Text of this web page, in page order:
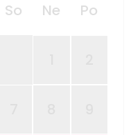
So Ne Po